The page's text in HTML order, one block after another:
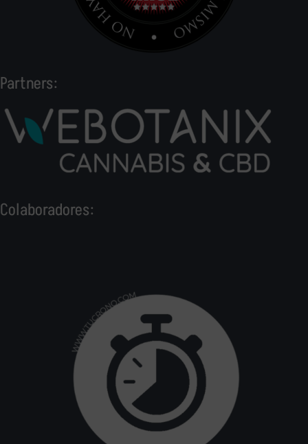
Partners:
Colaboradores: